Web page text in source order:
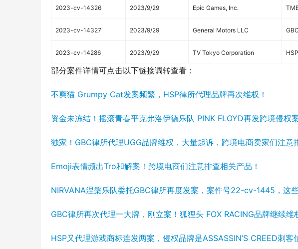
2023-cv-14326 2023/9/29 Epic Games, Inc.
2023-cv-14327 2023/9/29 General Motors LLC GBC
2023-cv-14286 2023/9/29 TV Tokyo Corporation HSP
部分案件详情可点击以下链接调转查看：
不爽猫 Grumpy Cat发案频繁，HSP律所代理品牌再次维权！
资金未冻结！摇滚青春平克弗洛伊德乐队 PINK FLOYD再发跨境侵权案
独家！GBC律所代理UGG品牌维权，大量起诉，跨境电商卖家们注意
Emoji表情频出Tro和解案！跨境电商们注意排查相关产品！
NIRVANA涅槃乐队委托GBC律所再度发案，案件号22-cv-1445，这
GBC律所再次代理一大牌，刚立案！狐狸头 FOX RACING品牌继续维
HSP又代理游戏商标连发两案，侵权品牌是ASSASSIN’S CREED刺客